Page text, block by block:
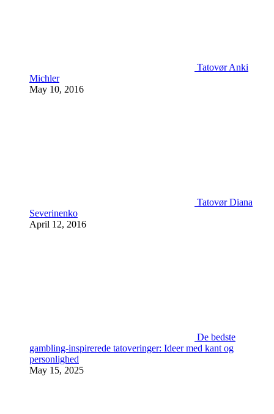
Tatovør Anki
Michler
May 10, 2016
Tatovør Diana
Severinenko
April 12, 2016
De bedste
gambling-inspirerede tatoveringer: Ideer med kant og
personlighed
May 15, 2025